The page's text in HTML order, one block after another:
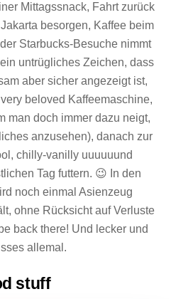
Mittagssnack, Fahrt zurück
besorgen, Kaffee beim
Starbucks-Besuche nimmt
untrügliches Zeichen, dass
aber sicher angezeigt ist,
beloved Kaffeemaschine,
man doch immer dazu neigt,
anzusehen), danach zur
chilly-vanilly uuuuuund
Tag futtern. 😉 In den
noch einmal Asienzeug
ohne Rücksicht auf Verluste
back there! Und lecker und
allemal.
stuff